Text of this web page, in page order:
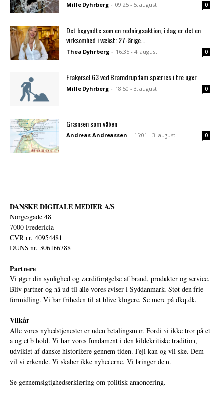
Mille Dyhrberg - 09:25 - 5. august 0
Det begyndte som en redningsaktion, i dag er det en
virksomhed i vækst: 27-årige...
Thea Dyhrberg - 16:35 - 4. august 0
Frakørsel 63 ved Bramdrupdam spærres i tre uger
Mille Dyhrberg - 18:50 - 3. august 0
Grænsen som våben
Andreas Andreassen - 15:01 - 3. august 0
DANSKE DIGITALE MEDIER A/S
Norgesgade 48
7000 Fredericia
CVR nr. 40954481
DUNS nr. 306166788
Partnere
Vi øger din synlighed og værdiforøgelse af brand, produkter og service.
Bliv partner og nå ud til alle vores aviser i Syddanmark. Støt den frie
formidling. Vi har friheden til at blive klogere. Se mere på dkq.dk.
Vilkår
Alle vores nyhedstjenester er uden betalingsmur. Fordi vi ikke tror på et
a og et b hold. Vi har vores fundament i den kildekritiske tradition,
udviklet af danske historikere gennem tiden. Fejl kan og vil ske. Dem
vil vi erkende. Vi skaber ikke nyhederne. Vi bringer dem.
Se gennemsigtighedserklæring om politisk annoncering.